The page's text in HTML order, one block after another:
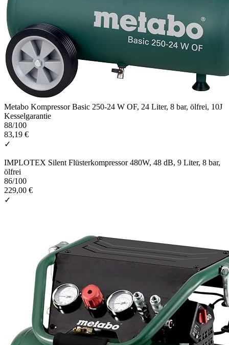
Metabo Kompressor Basic 250-24 W OF, 24 Liter, 8 bar, ölfrei, 10J
Kesselgarantie
88/100
83,19 €
✓
IMPLOTEX Silent Flüsterkompressor 480W, 48 dB, 9 Liter, 8 bar,
ölfrei
86/100
229,00 €
✓